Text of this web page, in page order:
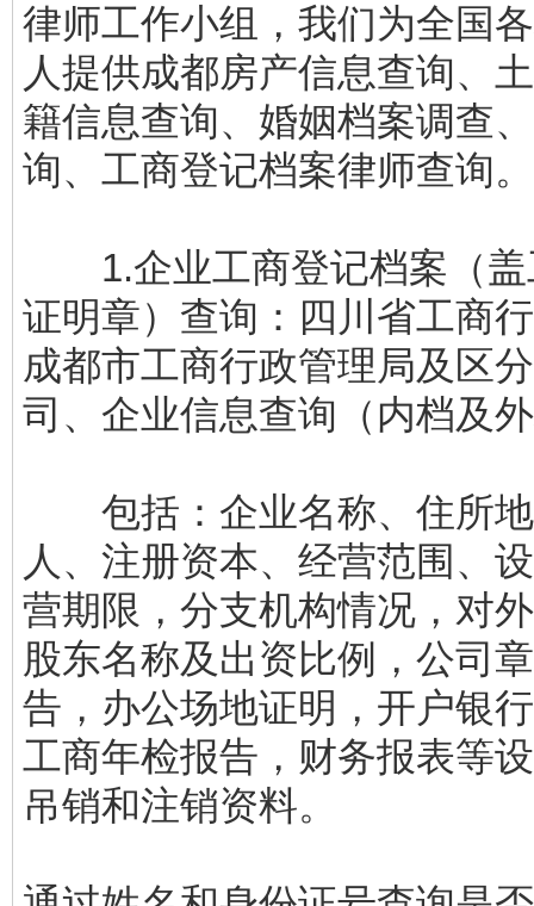
律师工作小组，我们为全国
人提供成都房产信息查询、
籍信息查询、婚姻档案调查
询、工商登记档案律师查询。
1.企业工商登记档案（盖
证明章）查询：四川省工商
成都市工商行政管理局及区
司、企业信息查询（内档及
包括：企业名称、住所地
人、注册资本、经营范围、
营期限，分支机构情况，对
股东名称及出资比例，公司
告，办公场地证明，开户银
工商年检报告，财务报表等
吊销和注销资料。